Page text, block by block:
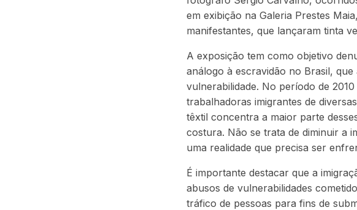
em exibição na Galeria Prestes
manifestantes, que lançaram tinta
A exposição tem como objetivo
análogo à escravidão no Brasil,
vulnerabilidade. No período de
trabalhadoras imigrantes de
têxtil concentra a maior parte
costura. Não se trata de diminuir a
uma realidade que precisa ser
É importante destacar que a
abusos de vulnerabilidades
tráfico de pessoas para fins de